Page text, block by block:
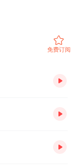
免费订阅